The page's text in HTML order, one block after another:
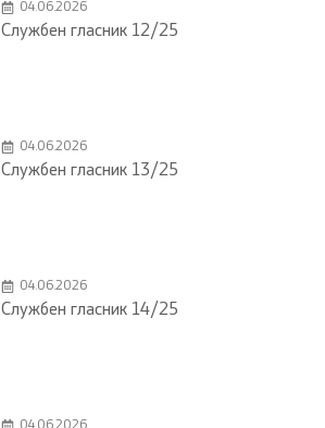
04.06.2026
Службен гласник 12/25
04.06.2026
Службен гласник 13/25
04.06.2026
Службен гласник 14/25